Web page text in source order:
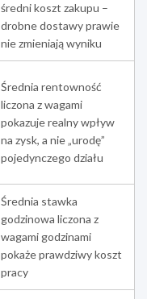
średni koszt zakupu –
drobne dostawy prawie
nie zmieniają wyniku
Średnia rentowność
liczona z wagami
pokazuje realny wpływ
na zysk, a nie „urodę”
pojedynczego działu
Średnia stawka
godzinowa liczona z
wagami godzinami
pokaże prawdziwy koszt
pracy